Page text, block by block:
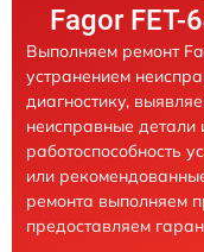
Fagor
Выполняем ремонт
устранением
диагностику,
неисправные детали
работоспособность
или
ремонта выполняем
предоставляем